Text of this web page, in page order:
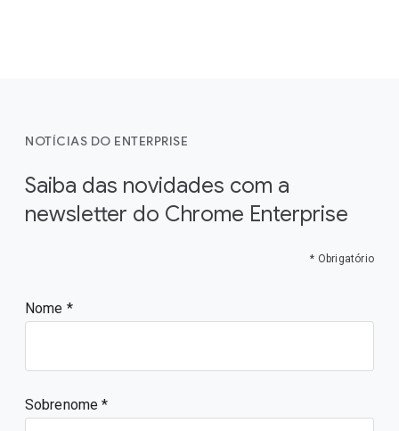
NOTÍCIAS DO ENTERPRISE
Saiba das novidades com a
newsletter do Chrome Enterprise
* Obrigatório
Nome
Sobrenome